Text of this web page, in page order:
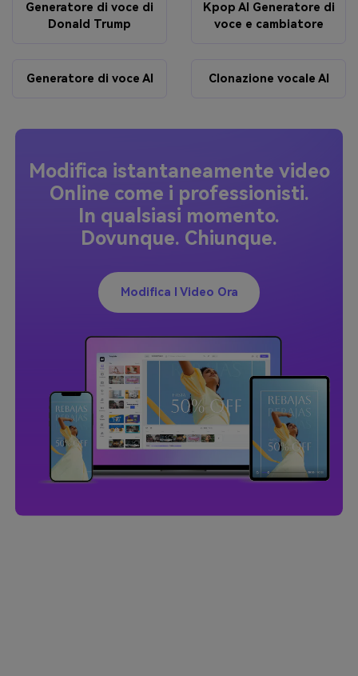
Generatore di voce di
Donald Trump
Kpop AI Generatore di
voce e cambiatore
Generatore di voce AI Clonazione vocale AI
Modifica istantaneamente video
Online come i professionisti.
In qualsiasi momento.
Dovunque. Chiunque.
Modifica I Video Ora